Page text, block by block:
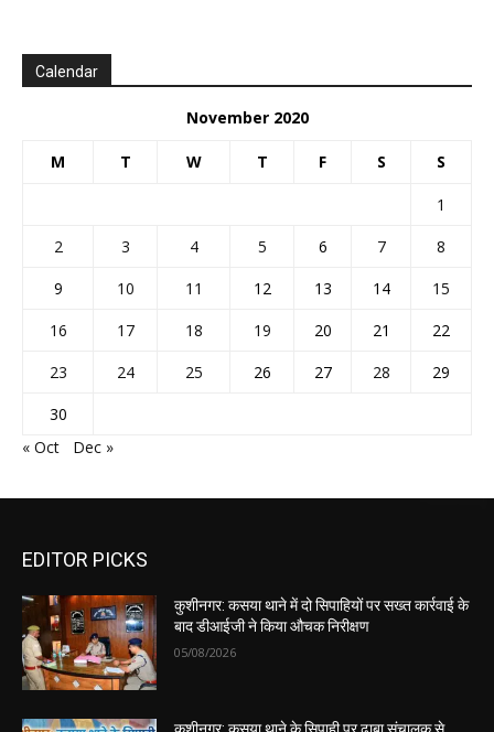
Calendar
November 2020
M T W T F S S
1
2
3 4 5 6 7
8
9
10 11 12 13 14
15
16
17 18 19 20 21
22
23
24 25 26 27 28
29
30
« Oct
Dec »
EDITOR PICKS
कुशीनगर: कसया थाने में दो सिपाहियों पर सख्त कार्रवाई के
बाद डीआईजी ने किया औचक निरीक्षण
05/08/2026